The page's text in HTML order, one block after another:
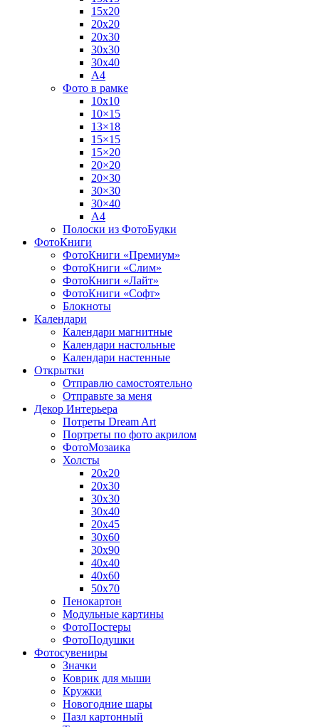
15х20
20х20
20х30
30х30
30х40
А4
Фото в рамке
10х10
10×15
13×18
15×15
15×20
20×20
20×30
30×30
30×40
A4
Полоски из ФотоБудки
ФотоКниги
ФотоКниги «Премиум»
ФотоКниги «Слим»
ФотоКниги «Лайт»
ФотоКниги «Софт»
Блокноты
Календари
Календари магнитные
Календари настольные
Календари настенные
Открытки
Отправлю самостоятельно
Отправьте за меня
Декор Интерьера
Потреты Dream Art
Портреты по фото акрилом
ФотоМозаика
Холсты
20х20
20х30
30х30
30х40
20х45
30х60
30х90
40х40
40х60
50х70
Пенокартон
Модульные картины
ФотоПостеры
ФотоПодушки
Фотоcувениры
Значки
Коврик для мыши
Кружки
Новогодние шары
Пазл картонный